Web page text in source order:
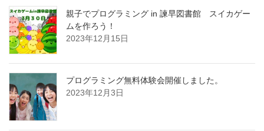
親子でプログラミング in 諫早図書館 スイカゲー
ムを作ろう！
2023年12月15日
プログラミング無料体験会開催しました。
2023年12月3日